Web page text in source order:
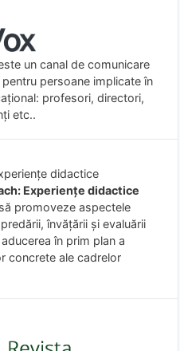
un canal de comunicare
persoane implicate în
profesori, directori,
etc..
Experienţe didactice
promoveze aspectele
învăţării şi evaluării
în prim plan a
concrete ale cadrelor